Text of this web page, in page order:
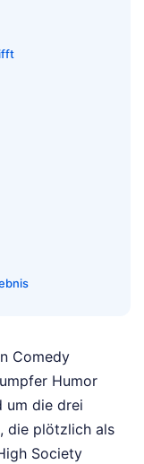
Comedy
Humor
um die drei
die plötzlich als
Society